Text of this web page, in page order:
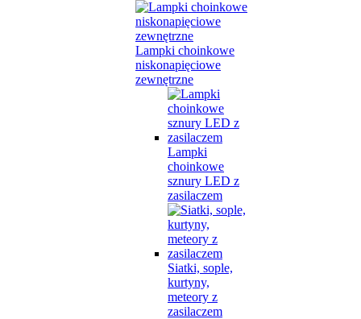
Lampki choinkowe
niskonapięciowe
zewnętrzne
Lampki
choinkowe
sznury LED z
zasilaczem
Siatki, sople,
kurtyny,
meteory z
zasilaczem